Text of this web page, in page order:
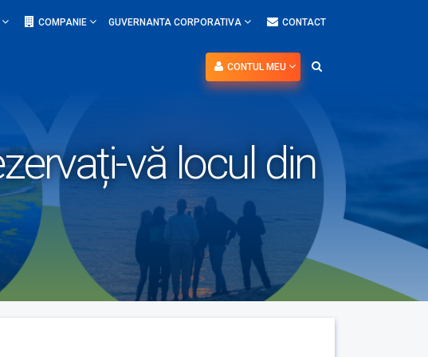
COMPANIE GUVERNANTA CORPORATIVA CONTACT
CONTUL MEU
vă locul din